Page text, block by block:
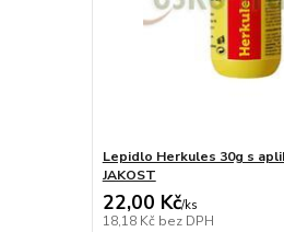
Lepidlo Herkules 30g s
JAKOST
22,00 Kč/ks
18,18 Kč bez DPH